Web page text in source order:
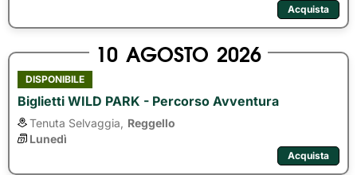
Acquista
10 AGOSTO 2026
DISPONIBILE
Biglietti WILD PARK - Percorso Avventura
Tenuta Selvaggia,
Reggello
Lunedì
Acquista